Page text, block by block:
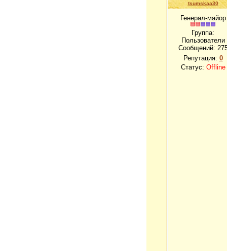
tsumskaa30
Генерал-майор
Группа:
Пользователи
Сообщений:
Репутация: 0
Статус: Offline